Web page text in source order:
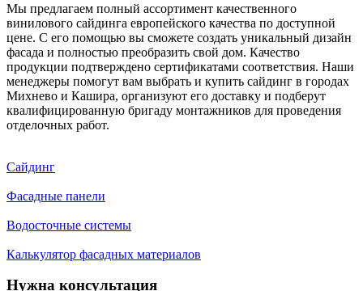
Мы предлагаем полный ассортимент качественного
винилового сайдинга европейского качества по доступной
цене. С его помощью вы сможете создать уникальный дизайн
фасада и полностью преобразить свой дом. Качество
продукции подтверждено сертификатами соответствия. Наши
менеджеры помогут вам выбрать и купить сайдинг в городах
Михнево и Кашира, организуют его доставку и подберут
квалифицированную бригаду монтажников для проведения
отделочных работ.
Сайдинг
Фасадные панели
Водосточные системы
Калькулятор фасадных материалов
Нужна консультация